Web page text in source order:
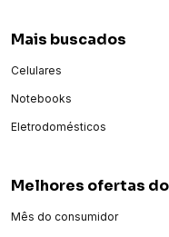
notas de topo: aromático
essenciais exclusivos
cruelty free
vegano
Mais buscados
Celulares
Notebooks
Eletrodomésticos
Melhores ofertas
Mês do consumidor